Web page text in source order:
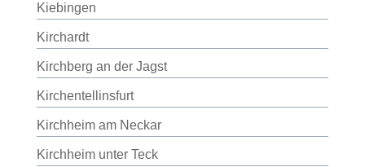
Kiebingen
Kirchardt
Kirchberg an der Jagst
Kirchentellinsfurt
Kirchheim am Neckar
Kirchheim unter Teck